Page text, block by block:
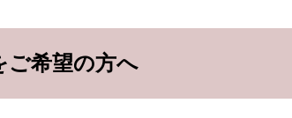
ご希望の方へ